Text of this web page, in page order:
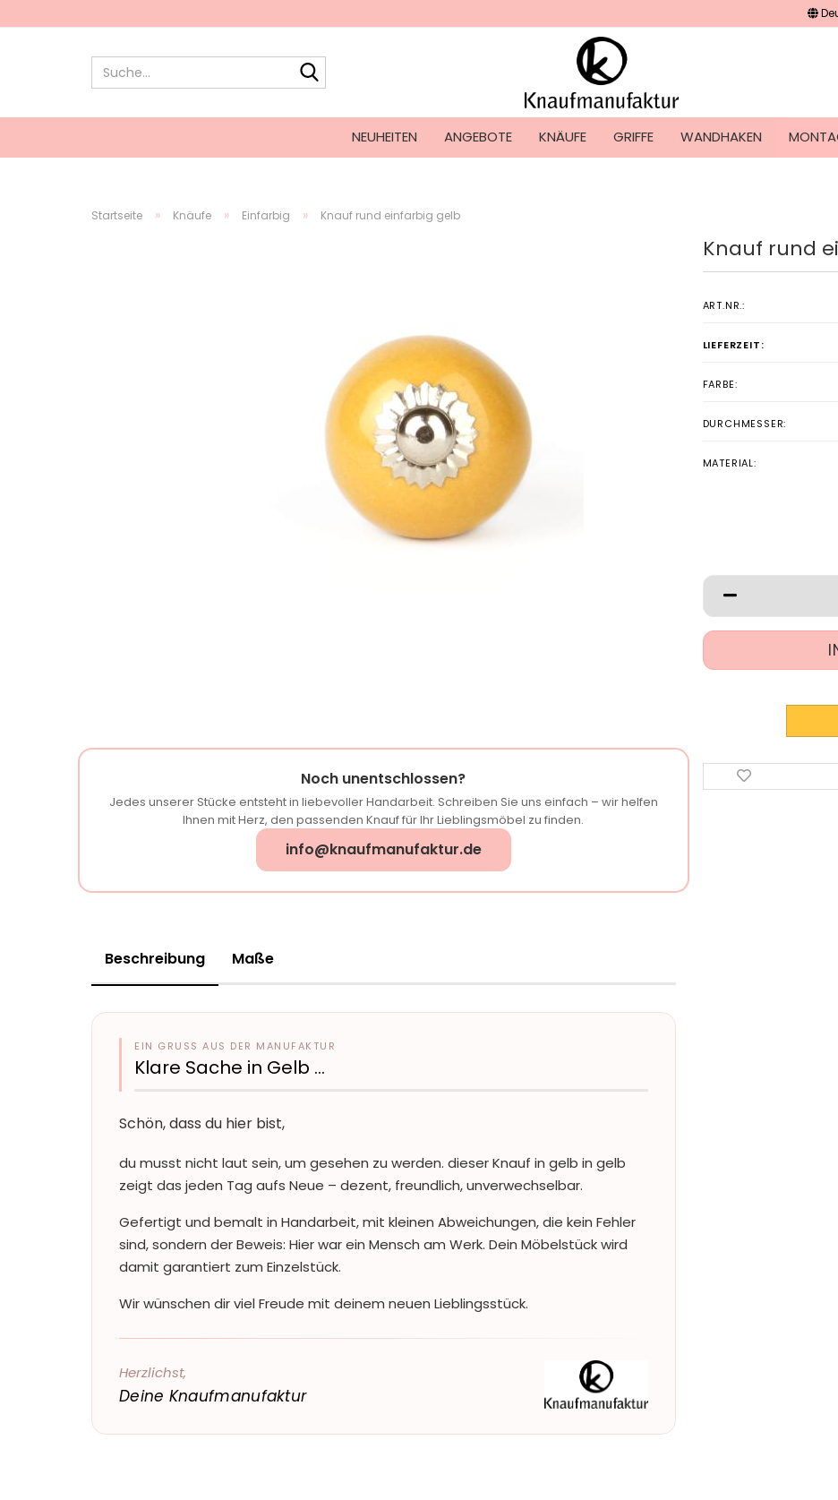
NEUHEITEN ANGEBOTE KNÄUFE GRIFFE WANDHAKEN
Startseite » Knäufe » Einfarbig » Knauf rund einfarbig gelb
Knauf rund
ART.NR.:
LIEFERZEIT:
FARBE:
DURCHMESSER:
MATERIAL:
Noch unentschlossen?
Jedes unserer Stücke entsteht in liebevoller Handarbeit. Schreiben Sie uns einfach – wir helfen
Ihnen mit Herz, den passenden Knauf für Ihr Lieblingsmöbel zu finden.
info@knaufmanufaktur.de
Beschreibung Maße
EIN GRUSS AUS DER MANUFAKTUR
Klare Sache in Gelb …
Schön, dass du hier bist,
du musst nicht laut sein, um gesehen zu werden. dieser Knauf in gelb in gelb
zeigt das jeden Tag aufs Neue – dezent, freundlich, unverwechselbar.
Gefertigt und bemalt in Handarbeit, mit kleinen Abweichungen, die kein Fehler
sind, sondern der Beweis: Hier war ein Mensch am Werk. Dein Möbelstück wird
damit garantiert zum Einzelstück.
Wir wünschen dir viel Freude mit deinem neuen Lieblingsstück.
Herzlichst,
Deine Knaufmanufaktur